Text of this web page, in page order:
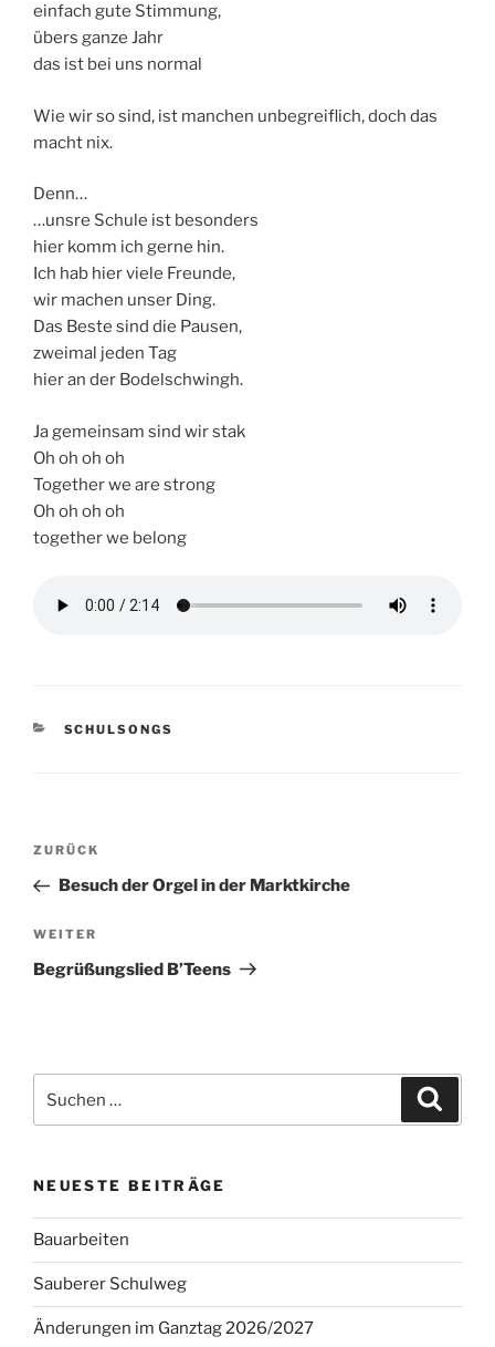
einfach gute Stimmung,
übers ganze Jahr
das ist bei uns normal
Wie wir so sind, ist manchen unbegreiflich, doch das
macht nix.
Denn…
…unsre Schule ist besonders
hier komm ich gerne hin.
Ich hab hier viele Freunde,
wir machen unser Ding.
Das Beste sind die Pausen,
zweimal jeden Tag
hier an der Bodelschwingh.
Ja gemeinsam sind wir stak
Oh oh oh oh
Together we are strong
Oh oh oh oh
together we belong
KATEGORIEN
SCHULSONGS
Beitragsnavigation
Vorheriger
Beitrag
ZURÜCK
Besuch der Orgel in der Marktkirche
Nächster
Beitrag
WEITER
Begrüßungslied B’Teens
nach:
NEUESTE BEITRÄGE
Bauarbeiten
Sauberer Schulweg
Änderungen im Ganztag 2026/2027